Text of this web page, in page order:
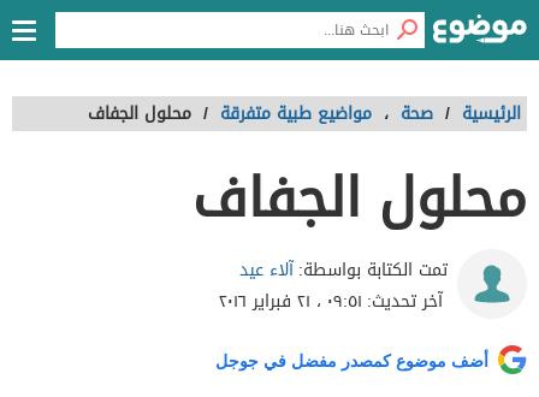
الرئيسية / صحة ، مواضيع طبية متفرقة / محلول الجفاف
محلول الجفاف
تمت الكتابة بواسطة:آلاء عيد
آخر تحديث: ٠٩:٥١ ، ٢١ فبراير ٢٠١٦
أضف موضوع كمصدر مفضل في جوجل